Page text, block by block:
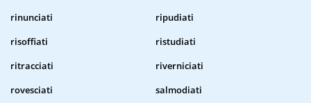
rinunciati
ripudiati
risoffiati
ristudiati
ritracciati
riverniciati
rovesciati
salmodiati